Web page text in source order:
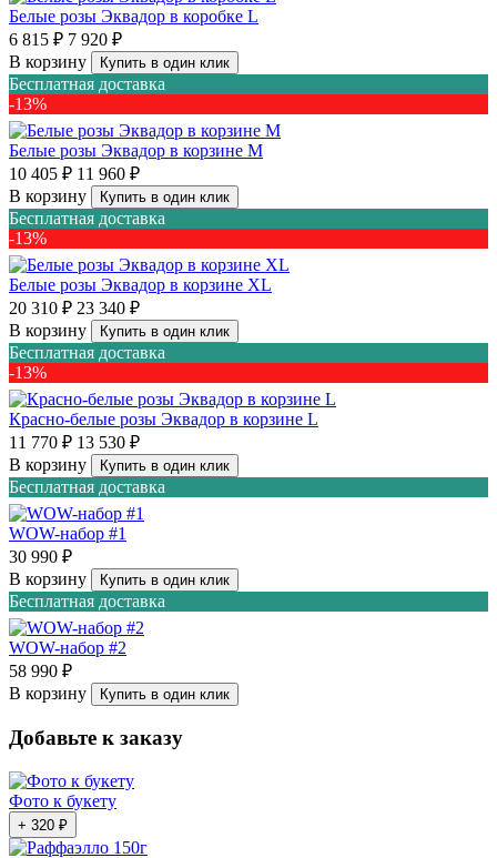
Белые розы Эквадор в коробке L
6 815 ₽ 7 920 ₽
В корзину
Купить в один клик
Бесплатная доставка
-13%
Белые розы Эквадор в корзине M
10 405 ₽ 11 960 ₽
В корзину
Купить в один клик
Бесплатная доставка
-13%
Белые розы Эквадор в корзине XL
20 310 ₽ 23 340 ₽
В корзину
Купить в один клик
Бесплатная доставка
-13%
Красно-белые розы Эквадор в корзине L
11 770 ₽ 13 530 ₽
В корзину
Купить в один клик
Бесплатная доставка
WOW-набор #1
30 990 ₽
В корзину
Купить в один клик
Бесплатная доставка
WOW-набор #2
58 990 ₽
В корзину
Купить в один клик
Добавьте к заказу
Фото к букету
+ 320 ₽